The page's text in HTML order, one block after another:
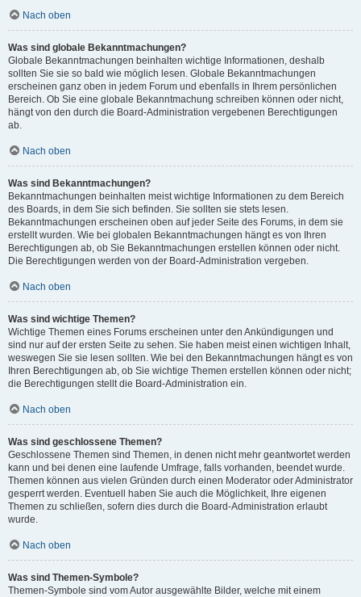
Nach oben
Was sind globale Bekanntmachungen?
Globale Bekanntmachungen beinhalten wichtige Informationen, deshalb
sollten Sie sie so bald wie möglich lesen. Globale Bekanntmachungen
erscheinen ganz oben in jedem Forum und ebenfalls in Ihrem persönlichen
Bereich. Ob Sie eine globale Bekanntmachung schreiben können oder nicht,
hängt von den durch die Board-Administration vergebenen Berechtigungen
ab.
Nach oben
Was sind Bekanntmachungen?
Bekanntmachungen beinhalten meist wichtige Informationen zu dem Bereich
des Boards, in dem Sie sich befinden. Sie sollten sie stets lesen.
Bekanntmachungen erscheinen oben auf jeder Seite des Forums, in dem sie
erstellt wurden. Wie bei globalen Bekanntmachungen hängt es von Ihren
Berechtigungen ab, ob Sie Bekanntmachungen erstellen können oder nicht.
Die Berechtigungen werden von der Board-Administration vergeben.
Nach oben
Was sind wichtige Themen?
Wichtige Themen eines Forums erscheinen unter den Ankündigungen und
sind nur auf der ersten Seite zu sehen. Sie haben meist einen wichtigen Inhalt,
weswegen Sie sie lesen sollten. Wie bei den Bekanntmachungen hängt es von
Ihren Berechtigungen ab, ob Sie wichtige Themen erstellen können oder nicht;
die Berechtigungen stellt die Board-Administration ein.
Nach oben
Was sind geschlossene Themen?
Geschlossene Themen sind Themen, in denen nicht mehr geantwortet werden
kann und bei denen eine laufende Umfrage, falls vorhanden, beendet wurde.
Themen können aus vielen Gründen durch einen Moderator oder Administrator
gesperrt werden. Eventuell haben Sie auch die Möglichkeit, Ihre eigenen
Themen zu schließen, sofern dies durch die Board-Administration erlaubt
wurde.
Nach oben
Was sind Themen-Symbole?
Themen-Symbole sind vom Autor ausgewählte Bilder, welche mit einem